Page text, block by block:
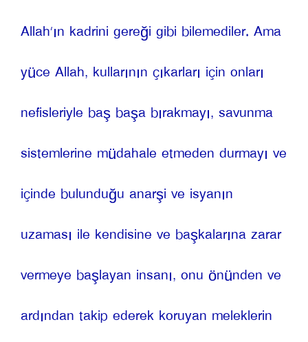
Allah’ın kadrini gereği gibi bilemediler. Ama
yüce Allah, kullarının çıkarları için onları
nefisleriyle baş başa bırakmayı, savunma
sistemlerine müdahale etmeden durmayı ve
içinde bulunduğu anarşi ve isyanın
uzaması ile kendisine ve başkalarına zarar
vermeye başlayan insanı, onu önünden ve
ardından takip ederek koruyan meleklerin